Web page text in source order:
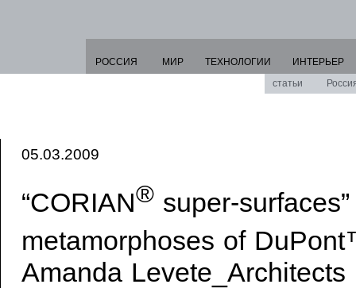
РОССИЯ МИР ТЕХНОЛОГИИ
ИНТЕРЬЕР
статьи
05.03.2009
“CORIAN® super-
metamorphoses of
Amanda Levete_Architects